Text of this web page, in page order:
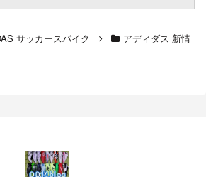
サッカースパイク
アディダス 新情